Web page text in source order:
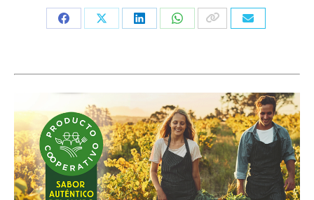
Share
Share
Share
Share